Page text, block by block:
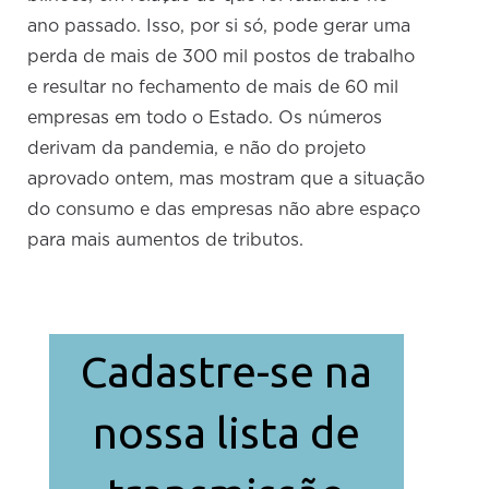
ano passado. Isso, por si só, pode gerar uma
perda de mais de 300 mil postos de trabalho
e resultar no fechamento de mais de 60 mil
empresas em todo o Estado. Os números
derivam da pandemia, e não do projeto
aprovado ontem, mas mostram que a situação
do consumo e das empresas não abre espaço
para mais aumentos de tributos.
Cadastre-se na
nossa lista de